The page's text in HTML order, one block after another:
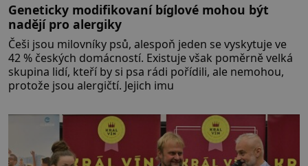
Geneticky modifikovaní bíglové mohou být
nadějí pro alergiky
Češi jsou milovníky psů, alespoň jeden se vyskytuje ve
42 % českých domácností. Existuje však poměrně velká
skupina lidí, kteří by si psa rádi pořídili, ale nemohou,
protože jsou alergičtí. Jejich imu